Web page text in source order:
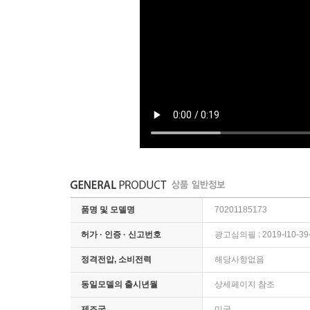
품명 및 모델명 70201185173
허가 · 인증 · 신고번호 광고심의필 : 2019-I10-
정격전압, 소비전력 해당사항없음
동일모델의 출시년월 상세페이지 참조